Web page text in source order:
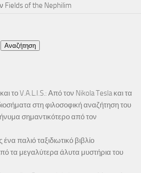
Fields of the Nephilim
Αναζήτηση
το V.A.L.I.S.: Από τον Nikola Tesla και τα
στη φιλοσοφική αναζήτηση του
σημαντικότερο από τον
παλιό ταξιδιωτικό βιβλίο
τα μεγαλύτερα άλυτα μυστήρια του